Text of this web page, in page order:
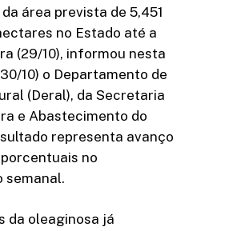
área prevista de 5,451
no Estado até a
(29/10), informou nesta
10) o Departamento de
(Deral), da Secretaria
e Abastecimento do
representa avanço
no
semanal.
da oleaginosa já